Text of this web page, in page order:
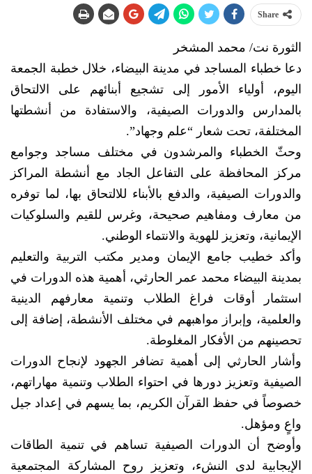
Share
الثورة نت/ محمد المشخر
دعا خطباء المساجد في مدينة البيضاء، خلال خطبة الجمعة
اليوم، أولياء الأمور إلى تشجيع أبنائهم على الالتحاق
بالمدارس والدورات الصيفية، والاستفادة من أنشطتها
المختلفة، تحت شعار “علم وجهاد”.
وحثّ الخطباء والمرشدون في مختلف مساجد وجوامع
مركز المحافظة على التفاعل الجاد مع أنشطة المراكز
والدورات الصيفية، والدفع بالأبناء للالتحاق بها، لما توفره
من معارف ومفاهيم صحيحة، وغرس للقيم والسلوكيات
الإيمانية، وتعزيز للهوية والانتماء الوطني.
وأكد خطيب جامع الإيمان ومدير مكتب التربية والتعليم
بمدينة البيضاء محمد عمر الحارثي، أهمية هذه الدورات في
استثمار أوقات فراغ الطلاب وتنمية معارفهم الدينية
والعلمية، وإبراز مواهبهم في مختلف الأنشطة، إضافة إلى
تحصينهم من الأفكار المغلوطة.
وأشار الحارثي إلى أهمية تضافر الجهود لإنجاح الدورات
الصيفية وتعزيز دورها في احتواء الطلاب وتنمية مهاراتهم،
خصوصاً في حفظ القرآن الكريم، بما يسهم في إعداد جيل
واعٍ ومؤهل.
وأوضح أن الدورات الصيفية تساهم في تنمية الطاقات
الإيجابية لدى النشء، وتعزيز روح المشاركة المجتمعية